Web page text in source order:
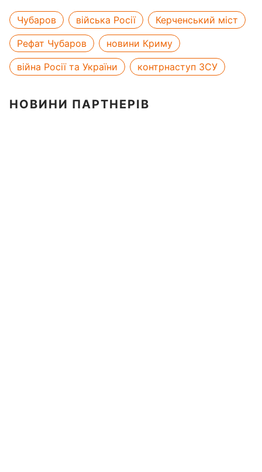
Чубаров війська Росії
Керченський міст
Рефат Чубаров
новини Криму
війна Росії та України
контрнаступ ЗСУ
НОВИНИ ПАРТНЕРІВ